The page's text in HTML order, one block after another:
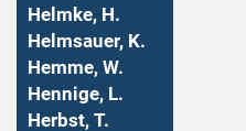
Helmke, H.
Helmsauer, K.
Hemme, W.
Hennige, L.
Herbst, T.